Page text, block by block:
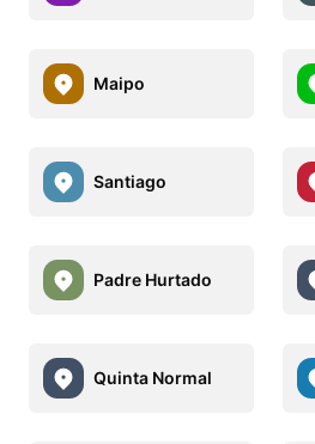
Maipo
Santiago
Padre Hurtado
Quinta Normal